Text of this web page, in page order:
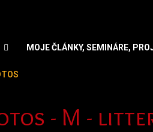
MOJE ČLÁNKY, SEMINÁRE,
jazyk
- M -